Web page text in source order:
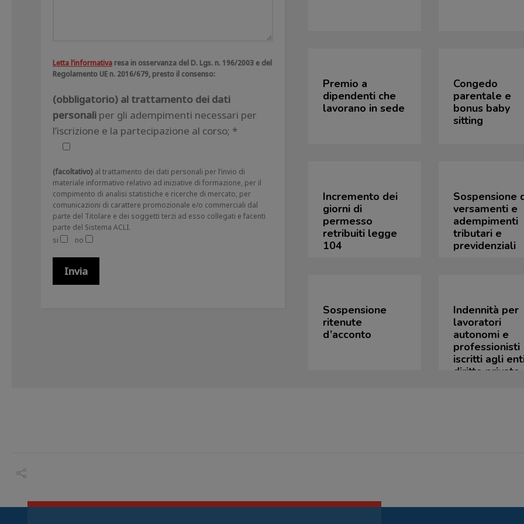
Letta l’informativa resa in osservanza del D. Lgs. n. 196/2003 e del
Regolamento UE n. 2016/679, presto il consenso:
(obbligatorio) al trattamento dei dati
personali per gli adempimenti necessari per
l’iscrizione e la partecipazione al corso; *
(facoltativo) al trattamento dei dati personali per l’invio di
materiale informativo relativo ad iniziative di formazione, per il
compimento di analisi statistiche e ricerche di mercato, per
comunicazioni di carattere promozionale e/o commerciali dal
parte del Titolare e dei soggetti terzi ad esso collegati e facenti
parte del Sistema ACLI.
si
no
Premio a
dipendenti che
lavorano in sede
Congedo
parentale e
bonus baby
sitting
Incremento dei
giorni di
permesso
retribuiti legge
104
Sospensione
versamenti e
adempimenti
tributari e
previdenziali
Sospensione
ritenute
d’acconto
Indennità per
lavoratori
autonomi e
professionisti
iscritti agli
diritto privato